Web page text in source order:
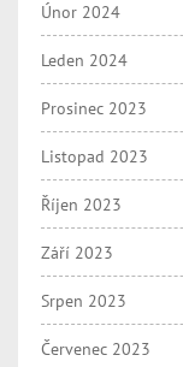
Únor 2024
Leden 2024
Prosinec 2023
Listopad 2023
Říjen 2023
Září 2023
Srpen 2023
Červenec 2023